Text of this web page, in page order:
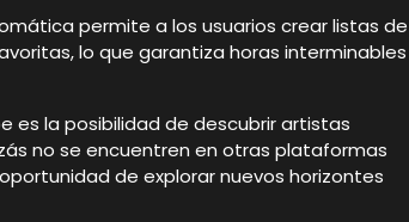
permite a los usuarios crear listas de
lo que garantiza horas interminables
es la posibilidad de descubrir artistas
no se encuentren en otras plataformas
de explorar nuevos horizontes